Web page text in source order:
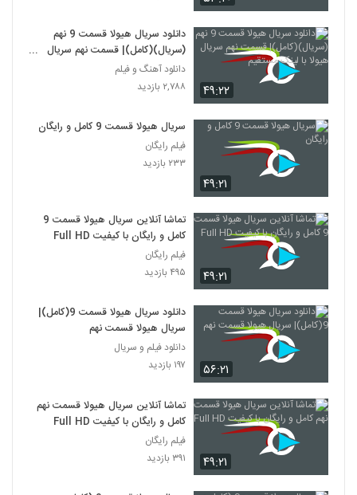
۴۹:۲۲
دانلود سریال هیولا قسمت 9 نهم
(سریال)(کامل)| قسمت نهم سریال
هیولا با لینک مستقیم
دانلود آهنگ و فیلم
۲,۷۸۸ بازدید
۴۹:۲۱
سریال هیولا قسمت 9 کامل و رایگان
فیلم رایگان
۲۳۳ بازدید
۴۹:۲۱
تماشا آنلاین سریال هیولا قسمت 9
کامل و رایگان با کیفیت Full HD
فیلم رایگان
۴۹۵ بازدید
۵۶:۲۱
دانلود سریال هیولا قسمت 9(کامل)|
سریال هیولا قسمت نهم
دانلود فیلم و سریال
۱۹۷ بازدید
۴۹:۲۱
تماشا آنلاین سریال هیولا قسمت نهم
کامل و رایگان با کیفیت Full HD
فیلم رایگان
۳۹۱ بازدید